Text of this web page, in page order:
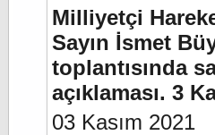
Milliyetçi
Sayın İsmet
toplantısında
açıklaması. 3
03 Kasım 2021